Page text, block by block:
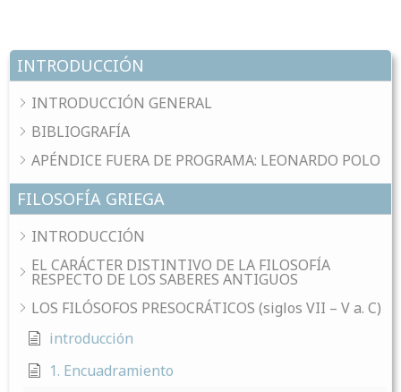
INTRODUCCIÓN
INTRODUCCIÓN GENERAL
BIBLIOGRAFÍA
APÉNDICE FUERA DE PROGRAMA: LEONARDO POLO
FILOSOFÍA GRIEGA
INTRODUCCIÓN
EL CARÁCTER DISTINTIVO DE LA FILOSOFÍA
RESPECTO DE LOS SABERES ANTIGUOS
LOS FILÓSOFOS PRESOCRÁTICOS (siglos VII – V a. C)
introducción
1. Encuadramiento